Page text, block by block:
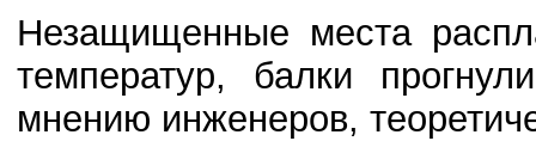
Незащищенные места
температур, балки
мнению инженеров,